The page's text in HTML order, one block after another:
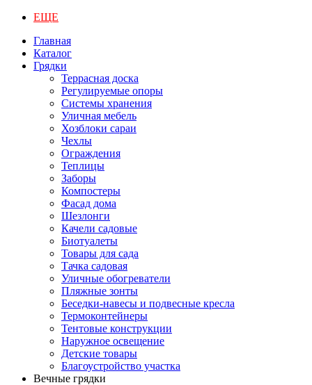
ЕЩЕ
Главная
Каталог
Грядки
Террасная доска
Регулируемые опоры
Системы хранения
Уличная мебель
Хозблоки сараи
Чехлы
Ограждения
Теплицы
Заборы
Компостеры
Фасад дома
Шезлонги
Качели садовые
Биотуалеты
Товары для сада
Тачка садовая
Уличные обогреватели
Пляжные зонты
Беседки-навесы и подвесные кресла
Термоконтейнеры
Тентовые конструкции
Наружное освещение
Детские товары
Благоустройство участка
Вечные грядки